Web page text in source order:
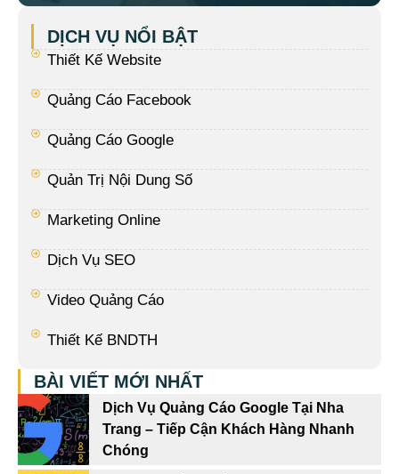
DỊCH VỤ NỔI BẬT
Thiết Kế Website
Quảng Cáo Facebook
Quảng Cáo Google
Quản Trị Nội Dung Số
Marketing Online
Dịch Vụ SEO
Video Quảng Cáo
Thiết Kế BNDTH
BÀI VIẾT MỚI NHẤT
Dịch Vụ Quảng Cáo Google Tại Nha
Trang – Tiếp Cận Khách Hàng Nhanh
Chóng